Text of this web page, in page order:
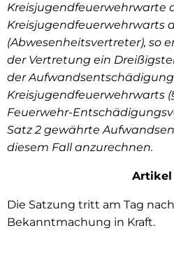
Kreisjugendfeuerwehrwarte
Kreisjugendfeuerwehrwarts
(Abwesenheitsvertreter), so
der Vertretung ein
der
Kreisjugendfeuerwehrwarts
Feuerwehr-
Satz 2 gewährte
diesem Fall anzurechnen.
Artikel
Die Satzung tritt am Tag
Bekanntmachung in Kraft.